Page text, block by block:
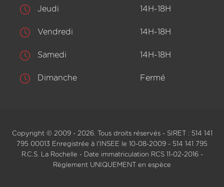
Jeudi 14H-18H
Vendredi 14H-18H
Samedi 14H-18H
Dimanche Fermé
Copyright © 2009 - 2026. Tous droits réservés - SIRET : 514 141
795 00013 Enregistrée à l'INSEE le 10-08-2009 - 514 141 795
R.C.S. La Rochelle - Date immatriculation RCS 11-02-2016 -
Règlement UNIQUEMENT en espèce